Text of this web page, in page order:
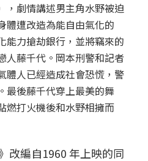
，劇情講述男主角水野被迫
體遭改造為能自由氣化的
能力搶劫銀行，並將竊來的
人藤千代。岡本刑警和記者
體人已經造成社會恐慌，警
最後藤千代穿上最美的舞
燃打火機後和水野相擁而